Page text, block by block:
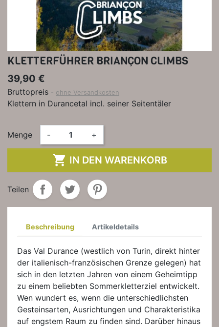
KLETTERFÜHRER BRIANÇON CLIMBS
39,90 €
Bruttopreis ohne Versandkosten
Klettern in Durancetal incl. seiner Seitentäler
Menge - +
 IN DEN WARENKORB
Teilen
Beschreibung Artikeldetails
Das Val Durance (westlich von Turin, direkt hinter
der italienisch-französischen Grenze gelegen) hat
sich in den letzten Jahren von einem Geheimtipp
zu einem beliebten Sommerkletterziel entwickelt.
Wen wundert es, wenn die unterschiedlichsten
Gesteinsarten, Ausrichtungen und Charakteristika
auf engstem Raum zu finden sind. Darüber hinaus